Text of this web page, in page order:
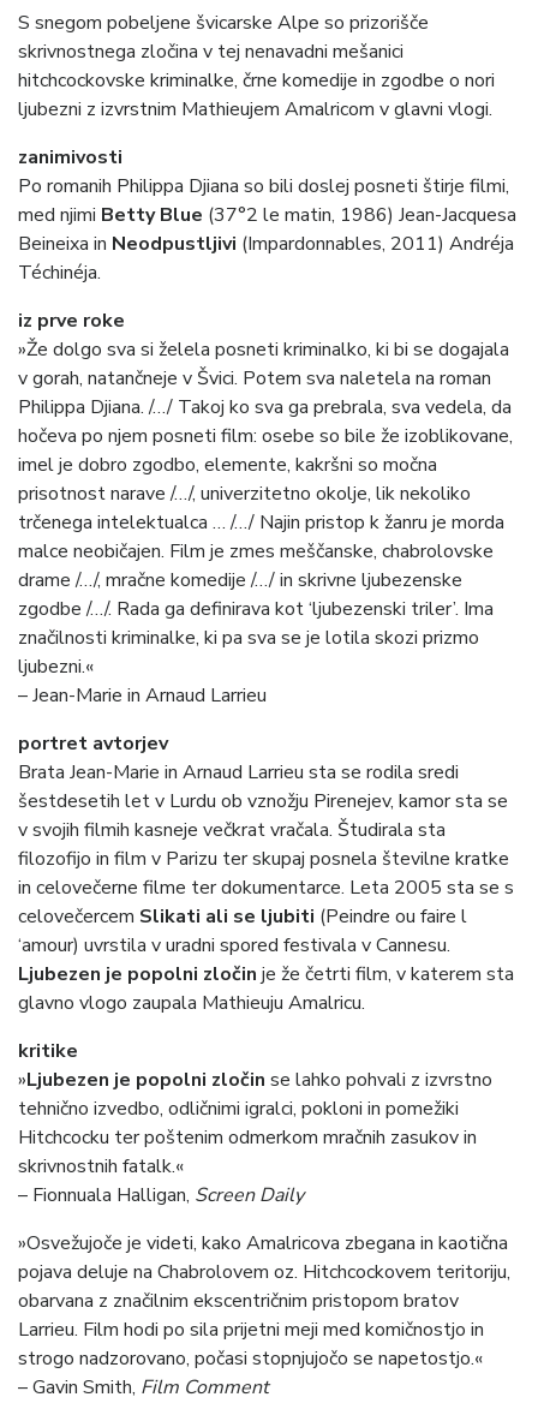
S snegom pobeljene švicarske Alpe so prizorišče
skrivnostnega zločina v tej nenavadni mešanici
hitchcockovske kriminalke, črne komedije in zgodbe o nori
ljubezni z izvrstnim Mathieujem Amalricom v glavni vlogi.
zanimivosti
Po romanih Philippa Djiana so bili doslej posneti štirje filmi,
med njimi Betty Blue (37°2 le matin, 1986) Jean-Jacquesa
Beineixa in Neodpustljivi (Impardonnables, 2011) Andréja
Téchinéja.
iz prve roke
»Že dolgo sva si želela posneti kriminalko, ki bi se dogajala
v gorah, natančneje v Švici. Potem sva naletela na roman
Philippa Djiana. /…/ Takoj ko sva ga prebrala, sva vedela, da
hočeva po njem posneti film: osebe so bile že izoblikovane,
imel je dobro zgodbo, elemente, kakršni so močna
prisotnost narave /…/, univerzitetno okolje, lik nekoliko
trčenega intelektualca … /…/ Najin pristop k žanru je morda
malce neobičajen. Film je zmes meščanske, chabrolovske
drame /…/, mračne komedije /…/ in skrivne ljubezenske
zgodbe /…/. Rada ga definirava kot ‘ljubezenski triler’. Ima
značilnosti kriminalke, ki pa sva se je lotila skozi prizmo
ljubezni.«
– Jean-Marie in Arnaud Larrieu
portret avtorjev
Brata Jean-Marie in Arnaud Larrieu sta se rodila sredi
šestdesetih let v Lurdu ob vznožju Pirenejev, kamor sta se
v svojih filmih kasneje večkrat vračala. Študirala sta
filozofijo in film v Parizu ter skupaj posnela številne kratke
in celovečerne filme ter dokumentarce. Leta 2005 sta se s
celovečercem Slikati ali se ljubiti (Peindre ou faire l
‘amour) uvrstila v uradni spored festivala v Cannesu.
Ljubezen je popolni zločin je že četrti film, v katerem sta
glavno vlogo zaupala Mathieuju Amalricu.
kritike
»Ljubezen je popolni zločin se lahko pohvali z izvrstno
tehnično izvedbo, odličnimi igralci, pokloni in pomežiki
Hitchcocku ter poštenim odmerkom mračnih zasukov in
skrivnostnih fatalk.«
– Fionnuala Halligan, Screen Daily
»Osvežujoče je videti, kako Amalricova zbegana in kaotična
pojava deluje na Chabrolovem oz. Hitchcockovem teritoriju,
obarvana z značilnim ekscentričnim pristopom bratov
Larrieu. Film hodi po sila prijetni meji med komičnostjo in
strogo nadzorovano, počasi stopnjujočo se napetostjo.«
– Gavin Smith, Film Comment